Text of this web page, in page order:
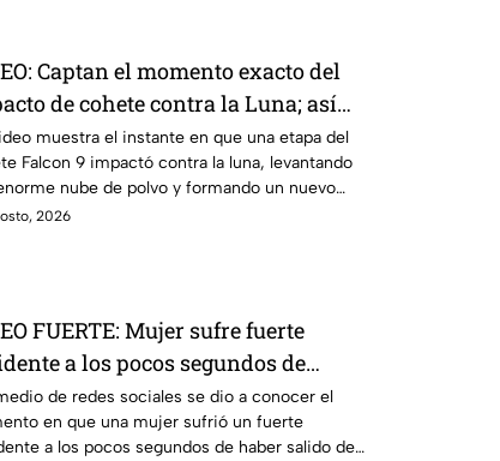
Captan el momento exacto del
de cohete contra la Luna; así
muestra el instante en que una etapa del
Falcon 9 impactó contra la luna, levantando
nube de polvo y formando un nuevo
2026
FUERTE: Mujer sufre fuerte
a los pocos segundos de
salido del hospital
de redes sociales se dio a conocer el
en que una mujer sufrió un fuerte
a los pocos segundos de haber salido del